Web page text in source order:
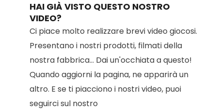
HAI GIÀ VISTO QUESTO NOSTRO
VIDEO?
Ci piace molto realizzare brevi video giocosi.
Presentano i nostri prodotti, filmati della
nostra fabbrica... Dai un'occhiata a questo!
Quando aggiorni la pagina, ne apparirà un
altro. E se ti piacciono i nostri video, puoi
seguirci sul nostro